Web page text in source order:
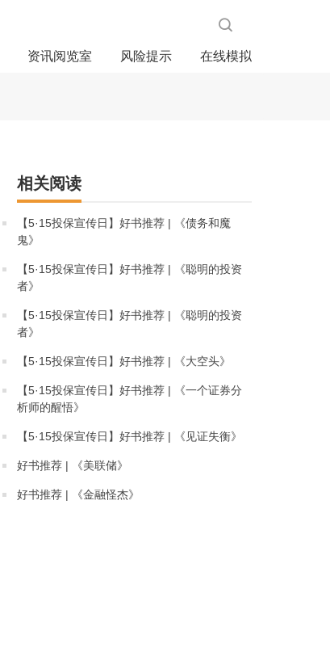
资讯阅览室 风险提示 在线模拟
相关阅读
【5·15投保宣传日】好书推荐 | 《债务和魔
鬼》
【5·15投保宣传日】好书推荐 | 《聪明的投资
者》
【5·15投保宣传日】好书推荐 | 《聪明的投资
者》
【5·15投保宣传日】好书推荐 | 《大空头》
【5·15投保宣传日】好书推荐 | 《一个证券分
析师的醒悟》
【5·15投保宣传日】好书推荐 | 《见证失衡》
好书推荐 | 《美联储》
好书推荐 | 《金融怪杰》